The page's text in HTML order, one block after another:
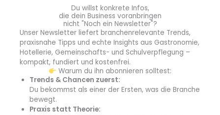
preisgekrönten Pizzen auch mit glutenfreiem Teig an,
ohne dabei auf klassische Varianten zu verzichten. Dolce
Farina Niente, ein glutenfreies Bistro aus dem Umfeld der
bekannten Marke Fragola, zeigt, wie hochwertige
Desserts und Backwaren ohne herkömmliches Mehl
entstehen können, und hat sein Konzept über den
ursprünglichen Standort hinaus erweitert.
Zahlreiche Bäckereien widmen sich spezialisierten,
gesundheitsbewussten Süßwaren. Zelenák Sütiház,
Du willst konkrete Infos,
die dein Business voranbringen
nicht "Noch ein Newsletter"?
Unser Newsletter liefert branchenrelevante Trends,
praxisnahe Tipps und echte Insights aus Gastronomie,
Hotellerie, Gemeinschafts- und Schulverpflegung –
kompakt, fundiert und kostenfrei.
Warum du ihn abonnieren solltest:
Trends & Chancen zuerst:
Du bekommst als einer der Ersten, was die Branche
bewegt.
Praxis statt Theorie: